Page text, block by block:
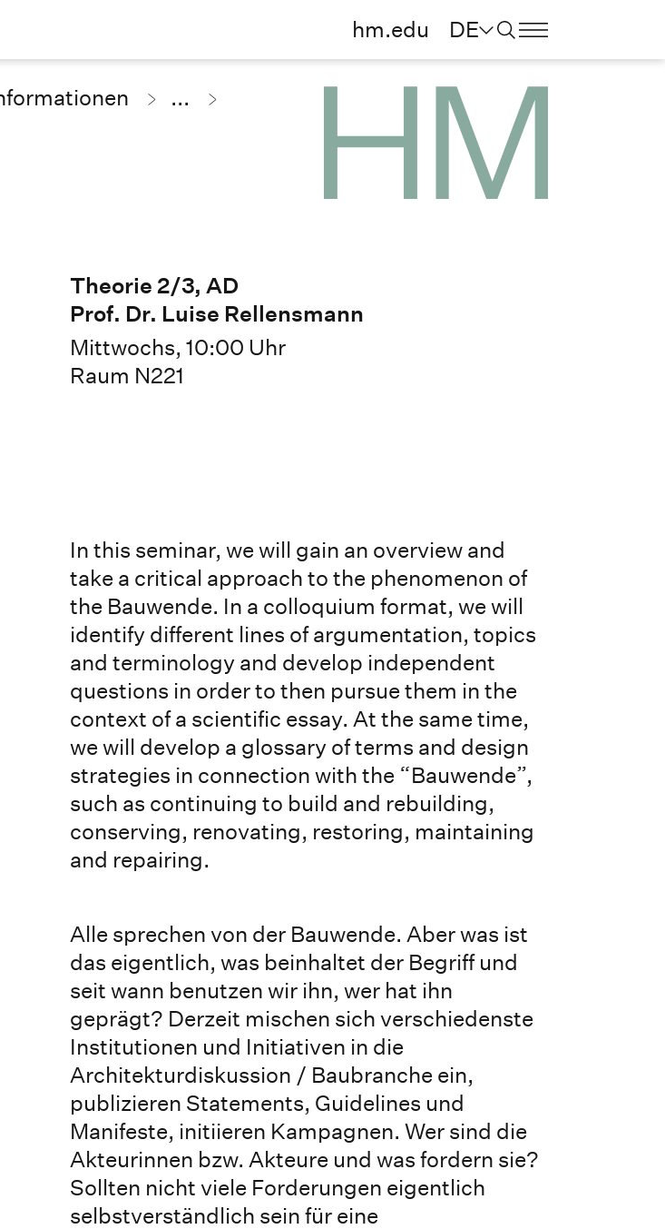
hm.edu DE
...
Theorie 2/3, AD
Prof. Dr. Luise Rellensmann
Mittwochs, 10:00 Uhr
Raum N221
In this seminar, we will gain an overview and
take a critical approach to the phenomenon of
the Bauwende. In a colloquium format, we will
identify different lines of argumentation, topics
and terminology and develop independent
questions in order to then pursue them in the
context of a scientific essay. At the same time,
we will develop a glossary of terms and design
strategies in connection with the “Bauwende”,
such as continuing to build and rebuilding,
conserving, renovating, restoring, maintaining
and repairing.
Alle sprechen von der Bauwende. Aber was ist
das eigentlich, was beinhaltet der Begriff und
seit wann benutzen wir ihn, wer hat ihn
geprägt? Derzeit mischen sich verschiedenste
Institutionen und Initiativen in die
Architekturdiskussion / Baubranche ein,
publizieren Statements, Guidelines und
Manifeste, initiieren Kampagnen. Wer sind die
Akteurinnen bzw. Akteure und was fordern sie?
Sollten nicht viele Forderungen eigentlich
selbstverständlich sein für eine